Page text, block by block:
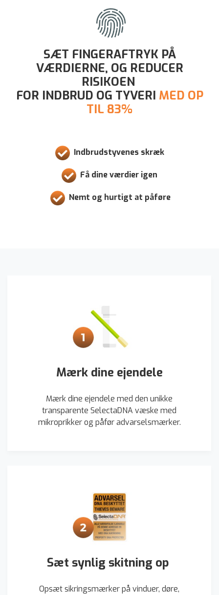
SÆT FINGERAFTRYK PÅ
VÆRDIERNE, OG REDUCER
RISIKOEN
FOR INDBRUD OG TYVERI MED OP
TIL 83%
Indbrudstyvenes skræk
Få dine værdier igen
Nemt og hurtigt at påføre
Mærk dine ejendele
Mærk dine ejendele med den unikke
transparente SelectaDNA væske med
mikroprikker og påfør advarselsmærker.
Sæt synlig skitning op
Opsæt sikringsmærker på vinduer, døre,